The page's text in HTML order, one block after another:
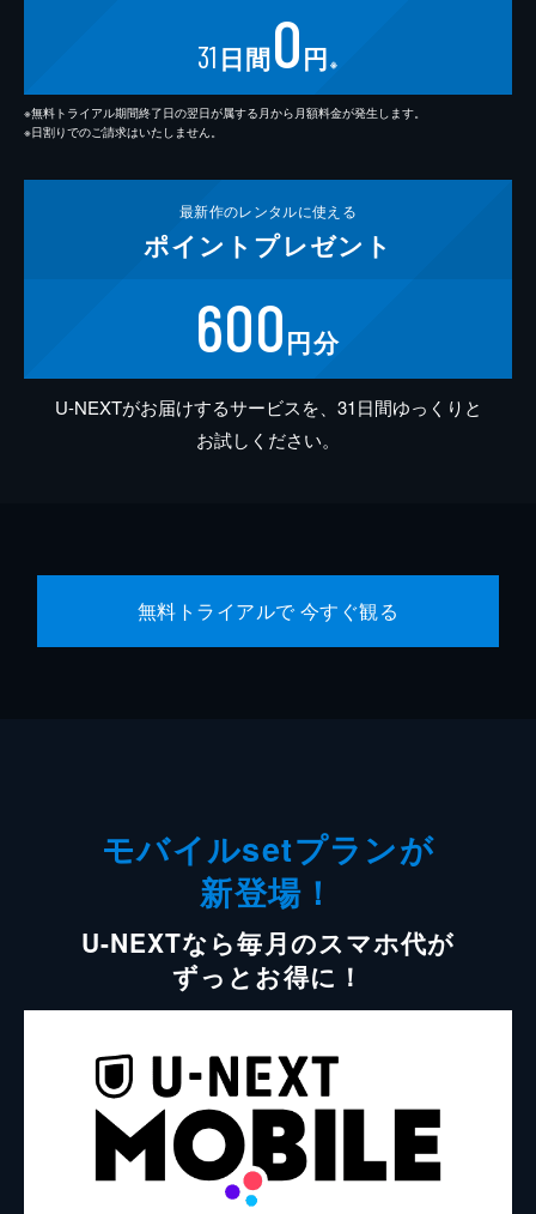
31 日間0円 ※
※無料トライアル期間終了日の翌日が属する月から月額料金が発生します。
※日割りでのご請求はいたしません。
最新作のレンタルに使える
ポイント プレゼント
600円分
U-NEXTがお届けするサービスを、31日間ゆっくりと
お試しください。
無料トライアルで 今すぐ観る
モバイルsetプランが
新登場！
U-NEXTなら毎月のスマホ代が
ずっとお得に！